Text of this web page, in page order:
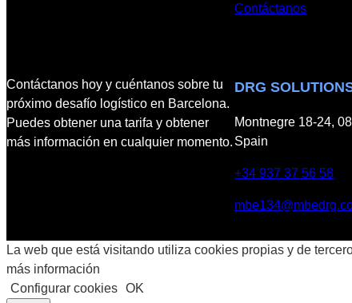
Contáctanos
Contáctanos hoy y cuéntanos sobre tu
próximo desafío logístico en Barcelona.
Puedes obtener una tarifa y obtener
más información en cualquier momento.
DRG
Montnegre 18-24,
Spain
+34 937 37 56 58
La web que está visitando utiliza cookies propias y de
más información
Configurar cookies OK